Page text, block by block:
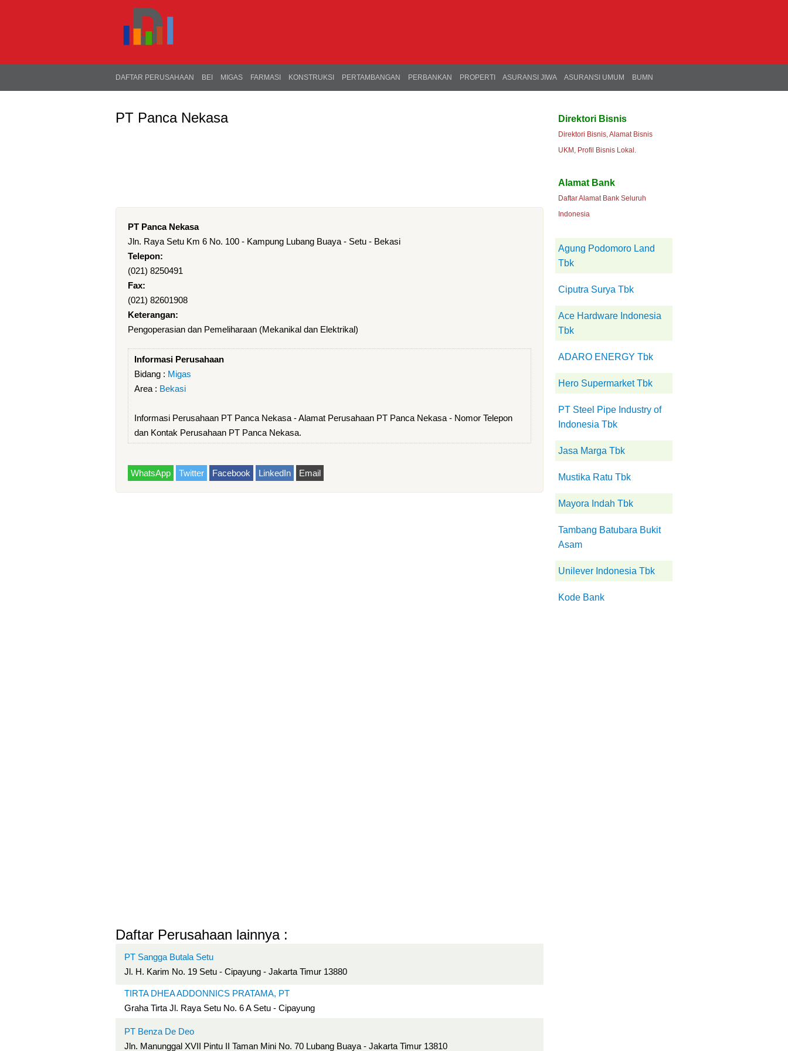
DAFTAR PERUSAHAAN BEI MIGAS FARMASI KONSTRUKSI PERTAMBANGAN PERBANKAN PROPERTI ASURANSI JIWA ASURANSI UMUM BUMN
PT Panca Nekasa
PT Panca Nekasa
Jln. Raya Setu Km 6 No. 100 - Kampung Lubang Buaya - Setu - Bekasi
Telepon:
(021) 8250491
Fax:
(021) 82601908
Keterangan:
Pengoperasian dan Pemeliharaan (Mekanikal dan Elektrikal)
Informasi Perusahaan
Bidang : Migas
Area : Bekasi
Informasi Perusahaan PT Panca Nekasa - Alamat Perusahaan PT Panca Nekasa - Nomor Telepon
dan Kontak Perusahaan PT Panca Nekasa.
WhatsApp Twitter Facebook LinkedIn Email
Daftar Perusahaan lainnya :
PT Sangga Butala Setu
Jl. H. Karim No. 19 Setu - Cipayung - Jakarta Timur 13880
TIRTA DHEA ADDONNICS PRATAMA, PT
Graha Tirta Jl. Raya Setu No. 6 A Setu - Cipayung
PT Benza De Deo
Jln. Manunggal XVII Pintu II Taman Mini No. 70 Lubang Buaya - Jakarta Timur 13810
Direktori Bisnis
Direktori Bisnis, Alamat Bisnis
UKM, Profil Bisnis Lokal.
Alamat Bank
Daftar Alamat Bank Seluruh
Indonesia
Agung Podomoro Land
Tbk
Ciputra Surya Tbk
Ace Hardware Indonesia
Tbk
ADARO ENERGY Tbk
Hero Supermarket Tbk
PT Steel Pipe Industry of
Indonesia Tbk
Jasa Marga Tbk
Mustika Ratu Tbk
Mayora Indah Tbk
Tambang Batubara Bukit
Asam
Unilever Indonesia Tbk
Kode Bank